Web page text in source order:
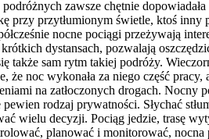
zawsze chętnie
przy przytłumionym świetle, ktoś
nocne pociągi przeżywają
dystansach, pozwalają
sam rytm takiej podróży.
noc wykonała za niego część
na zatłoczonych drogach. Nocny
rodzaj prywatności. Słychać
wielu decyzji. Pociąg jedzie, trasę
planować i monitorować,